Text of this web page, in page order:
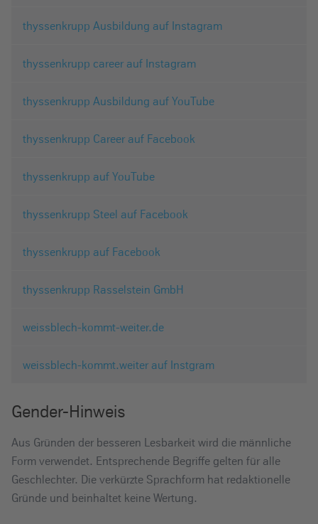
thyssenkrupp Ausbildung auf Instagram
thyssenkrupp career auf Instagram
thyssenkrupp Ausbildung auf YouTube
thyssenkrupp Career auf Facebook
thyssenkrupp auf YouTube
thyssenkrupp Steel auf Facebook
thyssenkrupp auf Facebook
thyssenkrupp Rasselstein GmbH
weissblech-kommt-weiter.de
weissblech-kommt.weiter auf Instgram
Gender-Hinweis
Aus Gründen der besseren Lesbarkeit wird die männliche
Form verwendet. Entsprechende Begriffe gelten für alle
Geschlechter. Die verkürzte Sprachform hat redaktionelle
Gründe und beinhaltet keine Wertung.